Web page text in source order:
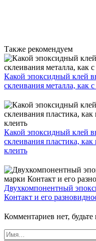
Также рекомендуем
Какой эпоксидный клей
склеивания металла, как
Какой эпоксидный клей
склеивания пластика, как
клеить
Двухкомпонентный
Контакт и его
Комментариев нет,